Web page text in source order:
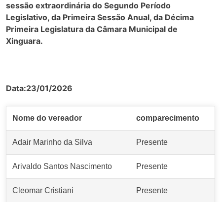
sessão extraordinária do Segundo Período
Legislativo, da Primeira Sessão Anual, da Décima
Primeira Legislatura da Câmara Municipal de
Xinguara.
Data:23/01/2026
Nome do vereador comparecimento
Adair Marinho da Silva Presente
Arivaldo Santos Nascimento Presente
Cleomar Cristiani Presente